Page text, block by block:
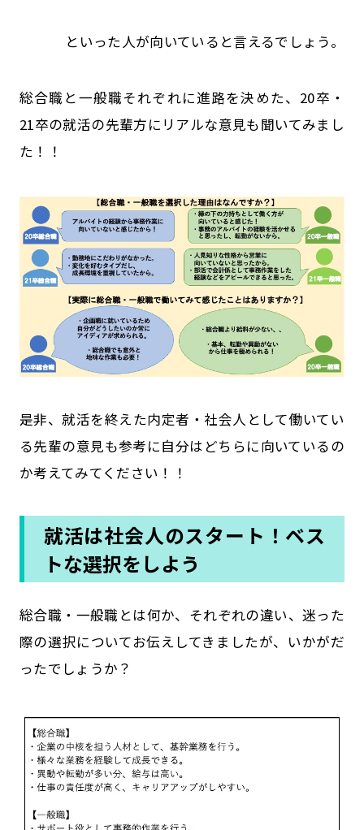
といった人が向いていると言えるでしょう。
総合職と一般職それぞれに進路を決めた、20卒・
21卒の就活の先輩方にリアルな意見も聞いてみまし
た！！
是非、就活を終えた内定者・社会人として働いてい
る先輩の意見も参考に自分はどちらに向いているの
か考えてみてください！！
就活は社会人のスタート！ベス
トな選択をしよう
総合職・一般職とは何か、それぞれの違い、迷った
際の選択についてお伝えしてきましたが、いかがだ
ったでしょうか？